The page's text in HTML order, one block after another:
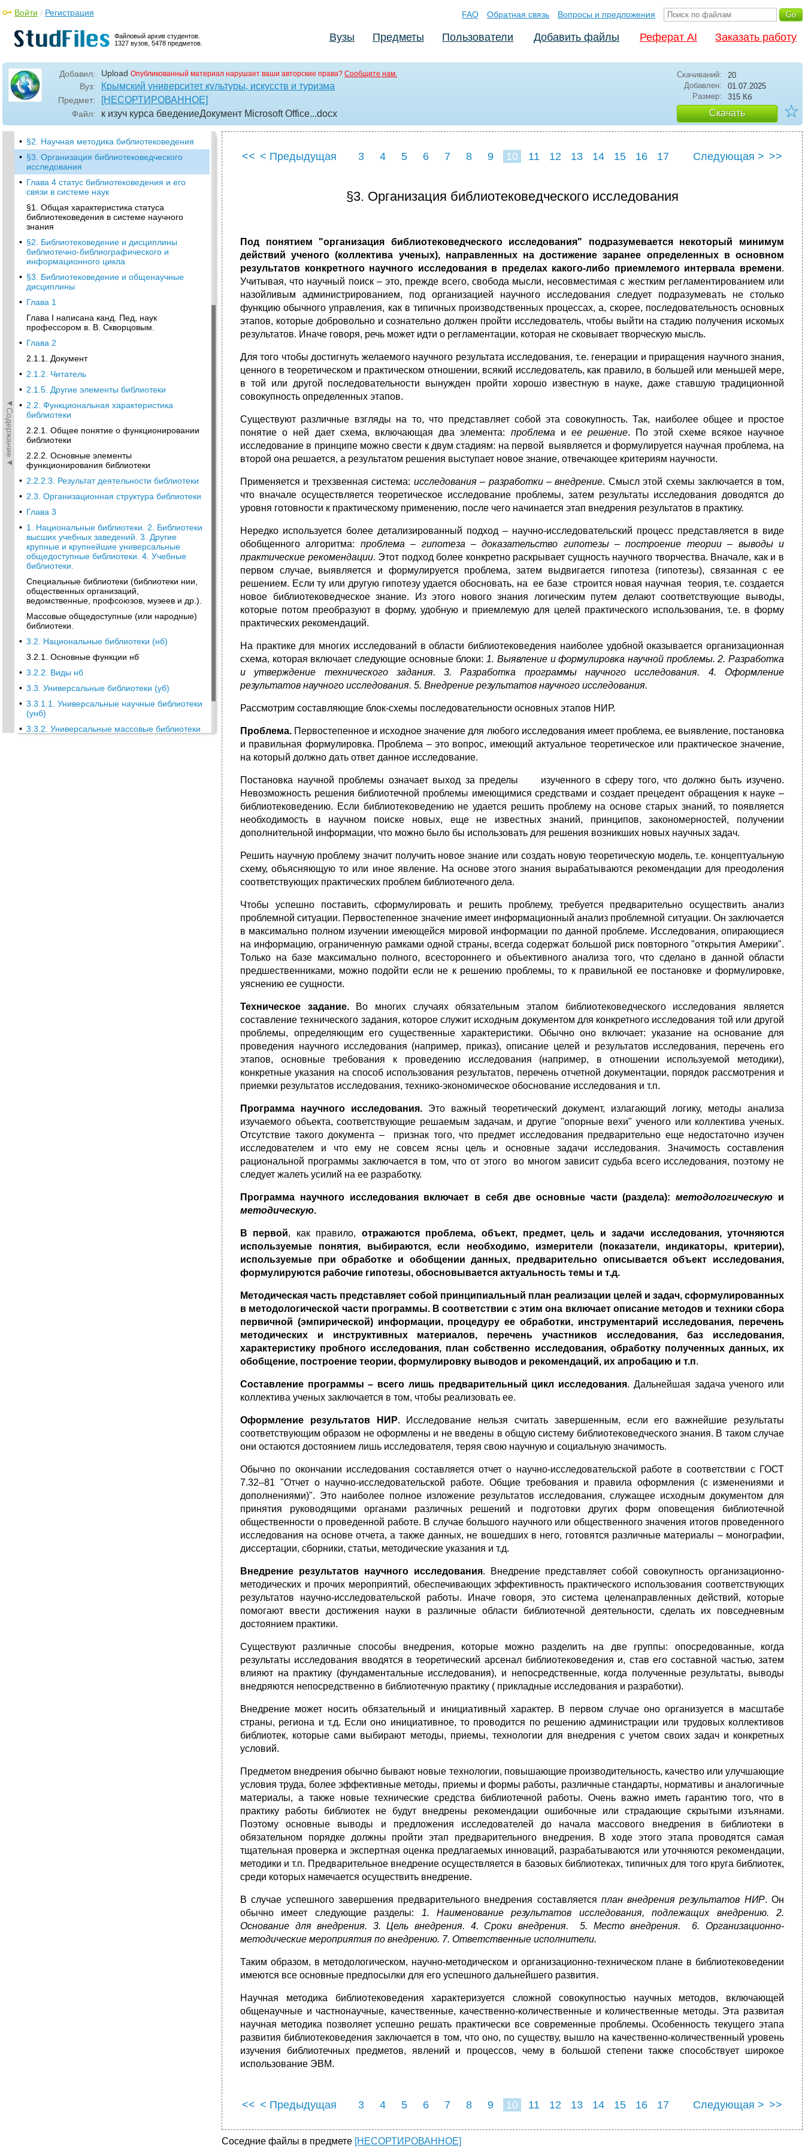
Файловый архив студентов.
1327 вузов, 5478 предметов.
Войти / Регистрация FAQ Обратная связь Вопросы и предложения
Вузы Предметы Пользователи Добавить файлы Реферат AI Заказать работу
Добавил: Upload Опубликованный материал нарушает ваши авторские права? Сообщите нам.
Вуз: Крымский университет культуры, искусств и туризма
Предмет: [НЕСОРТИРОВАННОЕ]
Файл: к изуч курса бведениеДокумент Microsoft Office...docx
Скачиваний:
20
Добавлен:
01.07.2025
Размер:
315 Кб
Скачать ☆
◄Содержание◄
• Глава 2 сущность, функции и структура
современного библиотековедения
§1. Сущность библиотековедения как науки
• §3. Структура библиотековедения
• Глава 3 методология и методика
библиотековедения. Организация
библиотековедческого исследования
§1. Методология библиотековедения
• §2. Научная методика библиотековедения
• §3. Организация библиотековедческого
исследования
• Глава 4 статус библиотековедения и его
связи в системе наук
§1. Общая характеристика статуса
библиотековедения в системе научного
знания
• §2. Библиотековедение и дисциплины
библиотечно-библиографического и
информационного цикла
• §3. Библиотековедение и общенаучные
дисциплины
• Глава 1
Глава I написана канд. Пед, наук
профессором в. В. Скворцовым.
• Глава 2
2.1.1. Документ
• 2.1.2. Читатель
• 2.1.5. Другие элементы библиотеки
• 2.2. Функциональная характеристика
библиотеки
2.2.1. Общее понятие о функционировании
библиотеки
2.2.2. Основные элементы
функционирования библиотеки
• 2.2.2.3. Результат деятельности библиотеки
• 2.3. Организационная структура библиотеки
• Глава 3
• 1. Национальные библиотеки. 2. Библиотеки
высших учеб­ных заведений. 3. Другие
крупные и крупнейшие универсаль­ные
общедоступные библиотеки. 4. Учебные
библиотеки.
Специальные библиотеки (библиотеки нии,
общественных организаций,
ведомственные, профсоюзов, музеев и др.).
Массовые общедоступные (или народные)
библиотеки.
• 3.2. Национальные библиотеки (нб)
3.2.1. Основные функции нб
• 3.2.2. Виды нб
• 3.3. Универсальные библиотеки (уб)
• 3.3.1.1. Универсальные научные библиотеки
(унб)
• 3.3.2. Универсальные массовые библиотеки
<< < Предыдущая 3 4 5 6 7 8 9 10 11 12 13 14 15 16
17
Следующая > >>
§3. Организация библиотековедческого исследования
Под понятием "организация библиотековедческого исследования" подразумевается некоторый минимум
действий ученого (коллектива ученых), направленных на достижение заранее определенных в основном
результатов конкретного научного исследования в пределах какого-либо приемлемого интервала времени.
Учитывая, что научный поиск – это, прежде всего, свобода мысли, несовместимая с жестким регламентированием или
назойливым администрированием, под организацией научного исследования следует подразумевать не столько
функцию обычного управления, как в типичных производственных процессах, а, скорее, последовательность основных
этапов, которые добровольно и сознательно должен пройти исследователь, чтобы выйти на стадию получения искомых
результатов. Иначе говоря, речь может идти о регламентации, которая не сковывает творческую мысль.
Для того чтобы достигнуть желаемого научного результата исследования, т.е. генерации и приращения научного знания,
ценного в теоретическом и практическом отношении, всякий исследователь, как правило, в большей или меньшей мере,
в той или другой последовательности вынужден пройти хорошо известную в науке, даже ставшую традиционной
совокупность определенных этапов.
Существуют различные взгляды на то, что представляет собой эта совокупность. Так, наиболее общее и простое
понятие о ней дает схема, включающая два элемента: проблема и ее решение. По этой схеме всякое научное
исследование в принципе можно свести к двум стадиям: на первой выявляется и формулируется научная проблема, на
второй она решается, а результатом решения выступает новое знание, отвечающее критериям научности.
Применяется и трехзвенная система: исследования – разработки – внедрение. Смысл этой схемы заключается в том,
что вначале осуществляется теоретическое исследование проблемы, затем результаты исследования доводятся до
уровня готовности к практическому применению, после чего начинается этап внедрения результатов в практику.
Нередко используется более детализированный подход – научно-исследовательский процесс представляется в виде
обобщенного алгоритма: проблема – гипотеза – доказательство гипотезы – построение теории – выводы и
практические рекомендации. Этот подход более конкретно раскрывает сущность научного творчества. Вначале, как и в
первом случае, выявляется и формулируется проблема, затем выдвигается гипотеза (гипотезы), связанная с ее
решением. Если ту или другую гипотезу удается обосновать, на ее базе строится новая научная теория, т.е. создается
новое библиотековедческое знание. Из этого нового знания логическим путем делают соответствующие выводы,
которые потом преобразуют в форму, удобную и приемлемую для целей практического использования, т.е. в форму
практических рекомендаций.
На практике для многих исследований в области библиотековедения наиболее удобной оказывается организационная
схема, которая включает следующие основные блоки: 1. Выявление и формулировка научной проблемы. 2. Разработка
и утверждение технического задания. 3. Разработка программы научного исследования. 4. Оформление
результатов научного исследования. 5. Внедрение результатов научного исследования.
Рассмотрим составляющие блок-схемы последовательности основных этапов НИР.
Проблема. Первостепенное и исходное значение для любого исследования имеет проблема, ее выявление, постановка
и правильная формулировка. Проблема – это вопрос, имеющий актуальное теоретическое или практическое значение,
на который должно дать ответ данное исследование.
Постановка научной проблемы означает выход за пределы изученного в сферу того, что должно быть изучено.
Невозможность решения библиотечной проблемы имеющимися средствами и создает прецедент обращения к науке –
библиотековедению. Если библиотековедению не удается решить проблему на основе старых знаний, то появляется
необходимость в научном поиске новых, еще не известных знаний, принципов, закономерностей, получении
дополнительной информации, что можно было бы использовать для решения возникших новых научных задач.
Решить научную проблему значит получить новое знание или создать новую теоретическую модель, т.е. концептуальную
схему, объясняющую то или иное явление. На основе этого знания вырабатываются рекомендации для преодоления
соответствующих практических проблем библиотечного дела.
Чтобы успешно поставить, сформулировать и решить проблему, требуется предварительно осуществить анализ
проблемной ситуации. Первостепенное значение имеет информационный анализ проблемной ситуации. Он заключается
в максимально полном изучении имеющейся мировой информации по данной проблеме. Исследования, опирающиеся
на информацию, ограниченную рамками одной страны, всегда содержат большой риск повторного "открытия Америки".
Только на базе максимально полного, всестороннего и объективного анализа того, что сделано в данной области
предшественниками, можно подойти если не к решению проблемы, то к правильной ее постановке и формулировке,
уяснению ее сущности.
Техническое задание.Во многих случаях обязательным этапом библиотековедческого исследования является
составление технического задания, которое служит исходным документом для конкретного исследования той или другой
проблемы, определяющим его существенные характеристики. Обычно оно включает: указание на основание для
проведения научного исследования (например, приказ), описание целей и результатов исследования, перечень его
этапов, основные требования к проведению исследования (например, в отношении используемой методики),
конкретные указания на способ использования результатов, перечень отчетной документации, порядок рассмотрения и
приемки результатов исследования, технико-экономическое обоснование исследования и т.п.
Программа научного исследования.Это важный теоретический документ, излагающий логику, методы анализа
изучаемого объекта, соответствующие решаемым задачам, и другие "опорные вехи" ученого или коллектива ученых.
Отсутствие такого документа – признак того, что предмет исследования предварительно еще недостаточно изучен
исследователем и что ему не совсем ясны цель и основные задачи исследования. Значимость составления
рациональной программы заключается в том, что от этого во многом зависит судьба всего исследования, поэтому не
следует жалеть усилий на ее разработку.
Программа научного исследования включает в себя две основные части (раздела):методологическую и
методическую.
В первой, как правило, отражаются проблема, объект, предмет, цель и задачи исследования, уточняются
используемые понятия, выбираются, если необходимо, измерители (показатели, индикаторы, критерии),
используемые при обработке и обобщении данных, предварительно описывается объект исследования,
формулируются рабочие гипотезы, обосновывается актуальность темы и т.д.
Методическая часть представляет собой принципиальный план реализации целей и задач, сформулированных
в методологической части программы. В соответствии с этим она включает описание методов и техники сбора
первичной (эмпирической) информации, процедуру ее обработки, инструментарий исследования, перечень
методических и инструктивных материалов, перечень участников исследования, баз исследования,
характеристику пробного исследования, план собственно исследования, обработку полученных данных, их
обобщение, построение теории, формулировку выводов и рекомендаций, их апробацию и т.п.
Составление программы – всего лишь предварительный цикл исследования. Дальнейшая задача ученого или
коллектива ученых заключается в том, чтобы реализовать ее.
Оформление результатов НИР. Исследование нельзя считать завершенным, если его важнейшие результаты
соответствующим образом не оформлены и не введены в общую систему библиотековедческого знания. В таком случае
они остаются достоянием лишь исследователя, теряя свою научную и социальную значимость.
Обычно по окончании исследования составляется отчет о научно-исследовательской работе в соответствии с ГОСТ
7.32–81 "Отчет о научно-исследовательской работе. Общие требования и правила оформления (с изменениями и
дополнениями)". Это наиболее полное изложение результатов исследования, служащее исходным документом для
принятия руководящими органами различных решений и подготовки других форм оповещения библиотечной
общественности о проведенной работе. В случае большого научного или общественного значения итогов проведенного
исследования на основе отчета, а также данных, не вошедших в него, готовятся различные материалы – монографии,
диссертации, сборники, статьи, методические указания и т.д.
Внедрение результатов научного исследования. Внедрение представляет собой совокупность организационно-
методических и прочих мероприятий, обеспечивающих эффективность практического использования соответствующих
результатов научно-исследовательской работы. Иначе говоря, это система целенаправленных действий, которые
помогают ввести достижения науки в различные области библиотечной деятельности, сделать их повседневным
достоянием практики.
Существуют различные способы внедрения, которые можно разделить на две группы: опосредованные, когда
результаты исследования вводятся в теоретический арсенал библиотековедения и, став его составной частью, затем
влияют на практику (фундаментальные исследования), и непосредственные, когда полученные результаты, выводы
внедряются непосредственно в библиотечную практику ( прикладные исследования и разработки).
Внедрение может носить обязательный и инициативный характер. В первом случае оно организуется в масштабе
страны, региона и т.д. Если оно инициативное, то проводится по решению администрации или трудовых коллективов
библиотек, которые сами выбирают методы, приемы, технологии для внедрения с учетом своих задач и конкретных
условий.
Предметом внедрения обычно бывают новые технологии, повышающие производительность, качество или улучшающие
условия труда, более эффективные методы, приемы и формы работы, различные стандарты, нормативы и аналогичные
материалы, а также новые технические средства библиотечной работы. Очень важно иметь гарантию того, что в
практику работы библиотек не будут внедрены рекомендации ошибочные или страдающие скрытыми изъянами.
Поэтому основные выводы и предложения исследователей до начала массового внедрения в библиотеки в
обязательном порядке должны пройти этап предварительного внедрения. В ходе этого этапа проводятся самая
тщательная проверка и экспертная оценка предлагаемых инноваций, разрабатываются или уточняются рекомендации,
методики и т.п. Предварительное внедрение осуществляется в базовых библиотеках, типичных для того круга библиотек,
среди которых намечается осуществить внедрение.
В случае успешного завершения предварительного внедрения составляется план внедрения результатов НИР. Он
обычно имеет следующие разделы: 1. Наименование результатов исследования, подлежащих внедрению. 2.
Основание для внедрения. 3. Цель внедрения. 4. Сроки внедрения. 5. Место внедрения. 6. Организационно-
методические мероприятия по внедрению. 7. Ответственные исполнители.
Таким образом, в методологическом, научно-методическом и организационно-техническом плане в библиотековедении
имеются все основные предпосылки для его успешного дальнейшего развития.
Научная методика библиотековедения характеризуется сложной совокупностью научных методов, включающей
общенаучные и частнонаучные, качественные, качественно-количественные и количественные методы. Эта развитая
научная методика позволяет успешно решать практически все современные проблемы. Особенность текущего этапа
развития библиотековедения заключается в том, что оно, по существу, вышло на качественно-количественный уровень
изучения библиотечных предметов, явлений и процессов, чему в большой степени также способствует широкое
использование ЭВМ.
<< < Предыдущая 3 4 5 6 7 8 9 10 11 12 13 14 15 16
17
Следующая > >>
Соседние файлы в предмете [НЕСОРТИРОВАННОЕ]